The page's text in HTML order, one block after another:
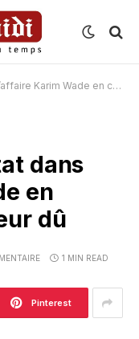
Wade en colère réclament leur dû
dans
en
dû
1 MIN READ
Pinterest